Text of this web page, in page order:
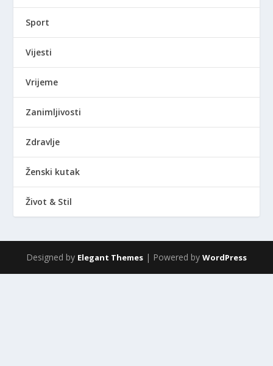
Sport
Vijesti
Vrijeme
Zanimljivosti
Zdravlje
Ženski kutak
Život & Stil
Designed by Elegant Themes | Powered by WordPress